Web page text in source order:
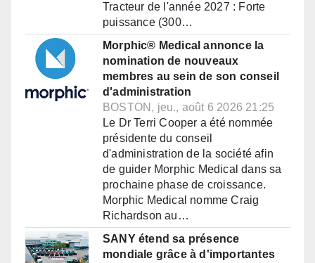
Tracteur de l'année 2027 : Forte
puissance (300…
Morphic® Medical annonce la
nomination de nouveaux
membres au sein de son conseil
d'administration
BOSTON, jeu., août 6 2026 21:25
Le Dr Terri Cooper a été nommée
présidente du conseil
d'administration de la société afin
de guider Morphic Medical dans sa
prochaine phase de croissance.
Morphic Medical nomme Craig
Richardson au…
SANY étend sa présence
mondiale grâce à d'importantes